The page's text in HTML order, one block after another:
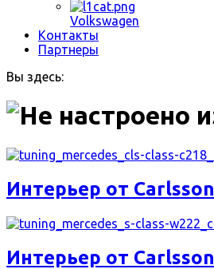
Volkswagen
Контакты
Партнеры
Вы здесь:
Интерьер от Carlsson
Интерьер от Carlsson